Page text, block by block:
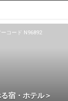
ーコード N96892
宿・ホテル＞